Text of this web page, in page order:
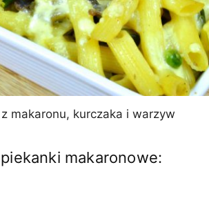
makaronu, kurczaka i warzyw
makaronowe: